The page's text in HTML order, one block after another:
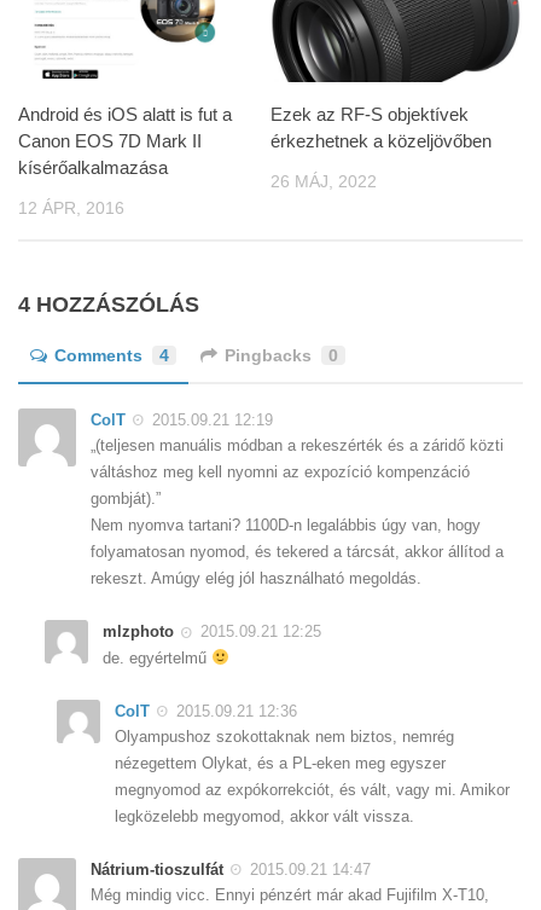
Android és iOS alatt is fut a
Canon EOS 7D Mark II
kísérőalkalmazása
12 ÁPR, 2016
Ezek az RF-S objektívek
érkezhetnek a közeljövőben
26 MÁJ, 2022
4 HOZZÁSZÓLÁS
Comments 4 Pingbacks 0
ColT
2015.09.21 12:19
„(teljesen manuális módban a rekeszérték és a záridő közti
váltáshoz meg kell nyomni az expozíció kompenzáció
gombját).”
Nem nyomva tartani? 1100D-n legalábbis úgy van, hogy
folyamatosan nyomod, és tekered a tárcsát, akkor állítod a
rekeszt. Amúgy elég jól használható megoldás.
mlzphoto
2015.09.21 12:25
de. egyértelmű
ColT
2015.09.21 12:36
Olyampushoz szokottaknak nem biztos, nemrég
nézegettem Olykat, és a PL-eken meg egyszer
megnyomod az expókorrekciót, és vált, vagy mi. Amikor
legközelebb megyomod, akkor vált vissza.
Nátrium-tioszulfát
2015.09.21 14:47
Még mindig vicc. Ennyi pénzért már akad Fujifilm X-T10,